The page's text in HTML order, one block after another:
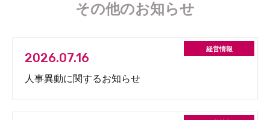
その他のお知らせ
2026.07.16
人事異動に関するお知らせ